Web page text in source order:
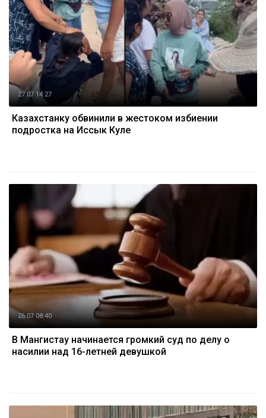
27.07 14:27
Казахстанку обвинили в жестоком избиении
подростка на Иссык Куле
26.07 08:40
В Мангистау начинается громкий суд по делу о
насилии над 16-летней девушкой